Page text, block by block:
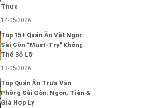
Thực
14-05-2026
Top 15+ Quán Ăn Vặt Ngon
Sài Gòn “Must-Try” Không
Thể Bỏ Lỡ
13-05-2026
Top Quán Ăn Trưa Văn
Phòng Sài Gòn: Ngon, Tiện &
Giá Hợp Lý